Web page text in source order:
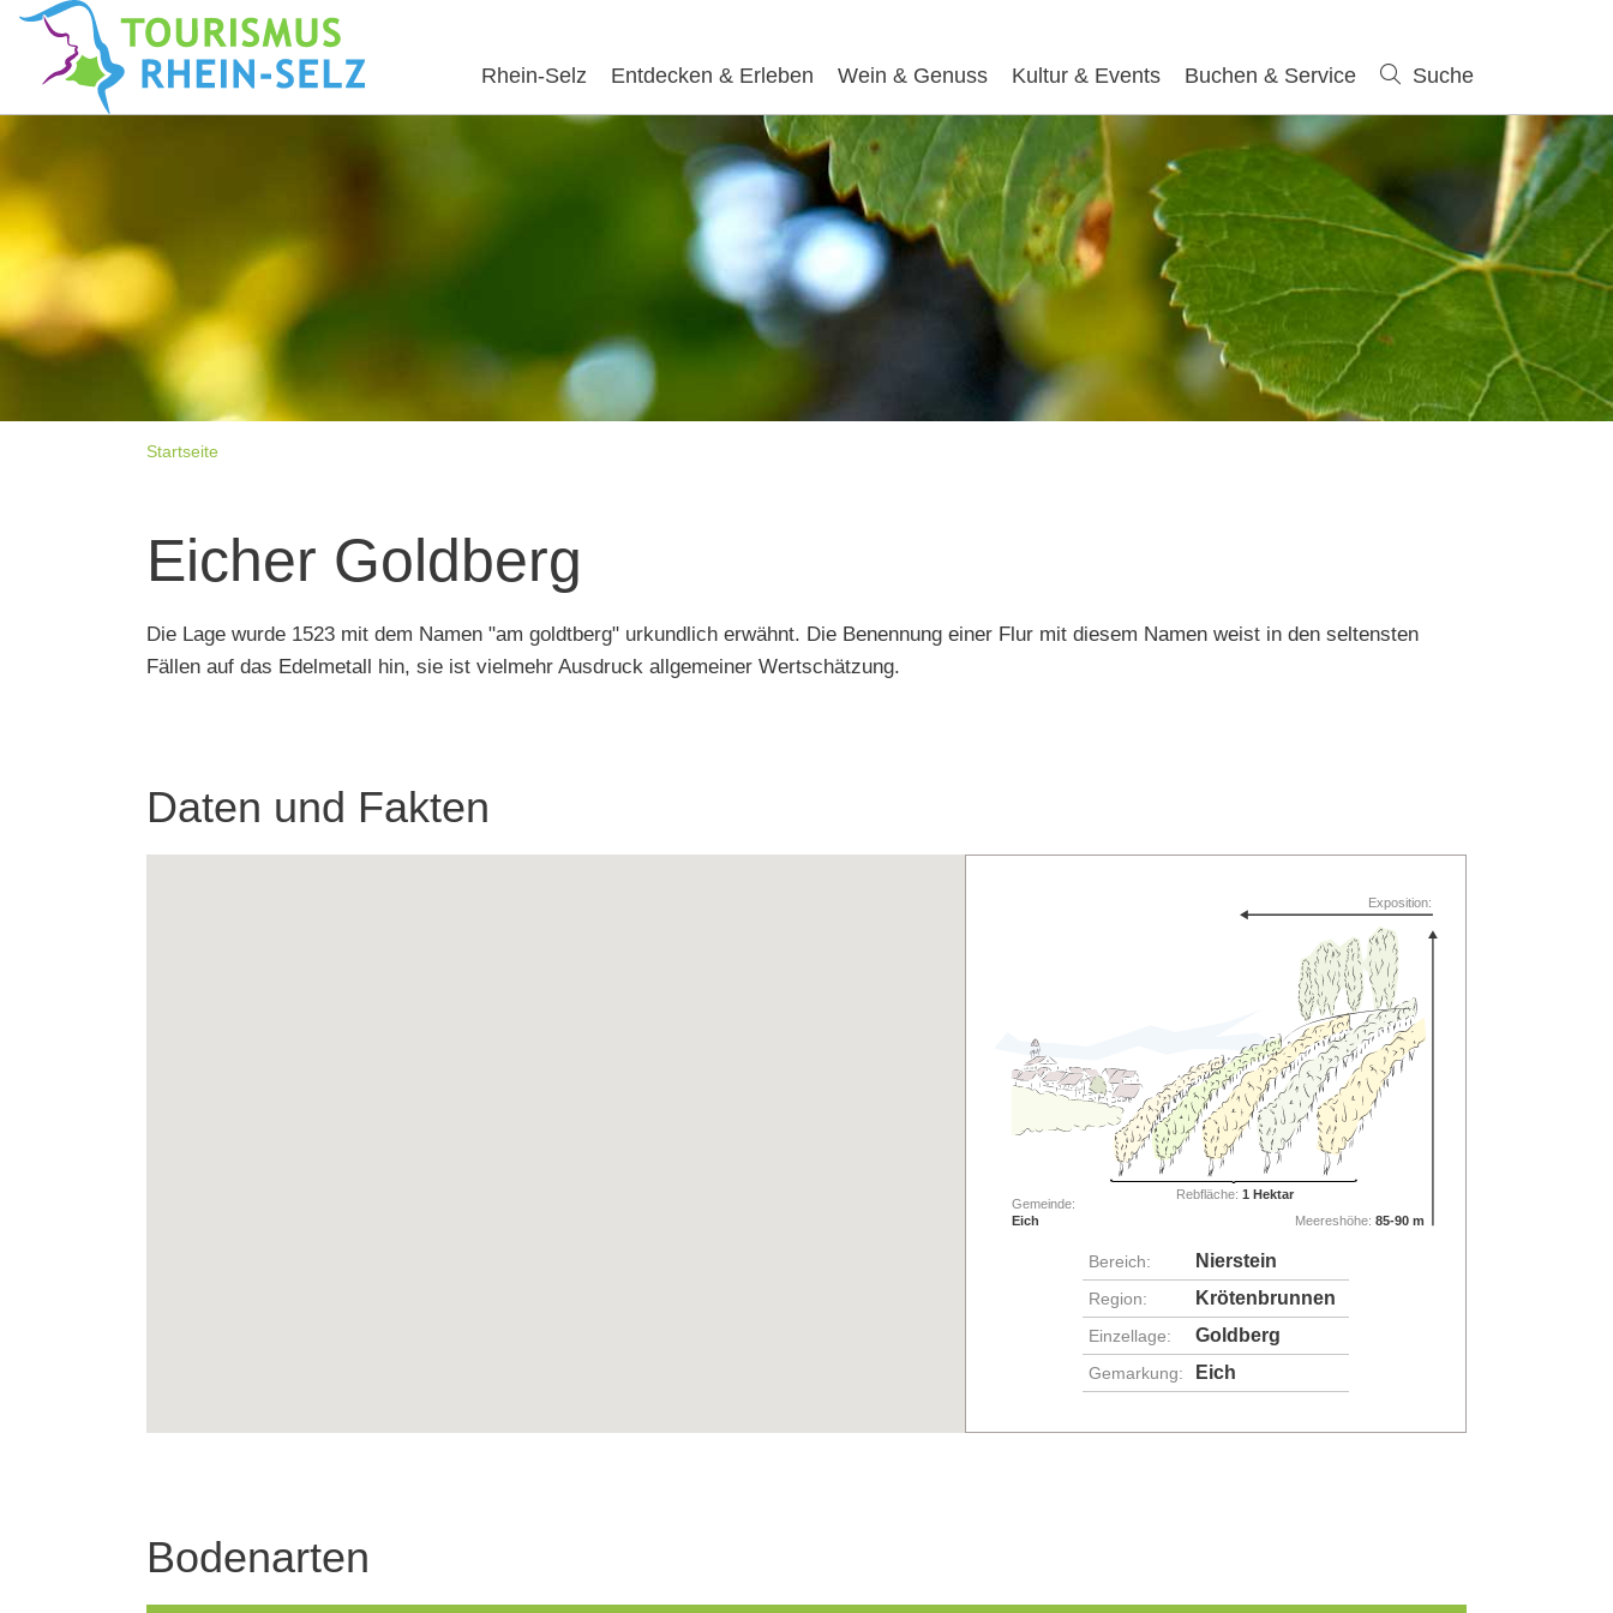
Rhein-Selz Entdecken & Erleben Wein & Genuss Kultur & Events Buchen & Service Suche
Startseite
Eicher Goldberg
Die Lage wurde 1523 mit dem Namen "am goldtberg" urkundlich erwähnt. Die Benennung einer Flur mit diesem Namen weist in den seltensten
Fällen auf das Edelmetall hin, sie ist vielmehr Ausdruck allgemeiner Wertschätzung.
Daten und Fakten
Rebfläche: 1 Hektar
Gemeinde:
Eich Meereshöhe:85-90 m
Exposition:
Bereich: Nierstein
Region: Krötenbrunnen
Einzellage: Goldberg
Gemarkung: Eich
Bodenarten